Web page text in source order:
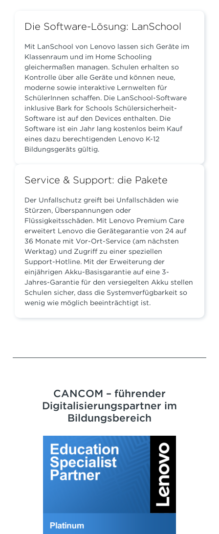
Die Software-Lösung: LanSchool
Mit LanSchool von Lenovo lassen sich Geräte im
Klassenraum und im Home Schooling
gleichermaßen managen. Schulen erhalten so
Kontrolle über alle Geräte und können neue,
moderne sowie interaktive Lernwelten für
SchülerInnen schaffen. Die LanSchool-Software
inklusive Bark for Schools Schülersicherheit-
Software ist auf den Devices enthalten. Die
Software ist ein Jahr lang kostenlos beim Kauf
eines dazu berechtigenden Lenovo K-12
Bildungsgeräts gültig.
Service & Support: die Pakete
Der Unfallschutz greift bei Unfallschäden wie
Stürzen, Überspannungen oder
Flüssigkeitsschäden. Mit Lenovo Premium Care
erweitert Lenovo die Gerätegarantie von 24 auf
36 Monate mit Vor-Ort-Service (am nächsten
Werktag) und Zugriff zu einer speziellen
Support-Hotline. Mit der Erweiterung der
einjährigen Akku-Basisgarantie auf eine 3-
Jahres-Garantie für den versiegelten Akku stellen
Schulen sicher, dass die Systemverfügbarkeit so
wenig wie möglich beeinträchtigt ist.
CANCOM – führender
Digitalisierungspartner im
Bildungsbereich